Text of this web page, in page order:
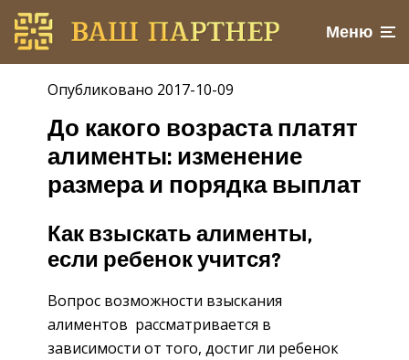
Меню
Опубликовано 2017-10-09
До какого возраста платят
алименты: изменение
размера и порядка выплат
Как взыскать алименты,
если ребенок учится?
Вопрос возможности взыскания
алиментов рассматривается в
зависимости от того, достиг ли ребенок